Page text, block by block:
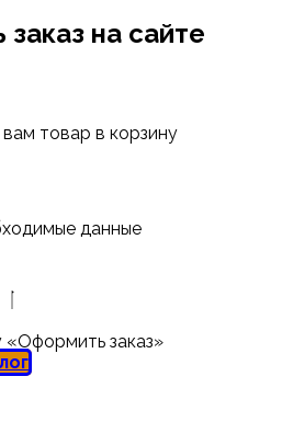
на сайте
товар в корзину
данные
заказ»